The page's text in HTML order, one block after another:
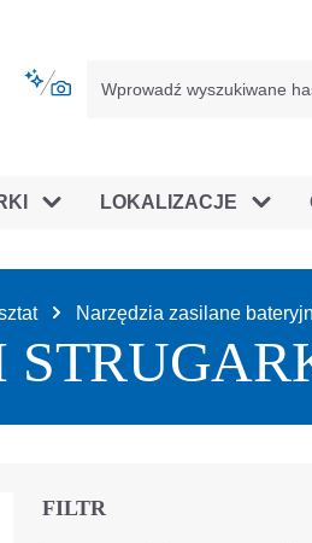
LOKALIZACJE
Narzędzia zasilane
FILTR